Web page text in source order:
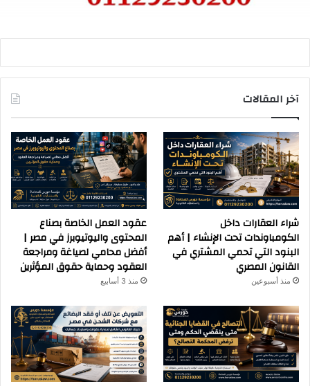
آخر المقالات
شراء العقارات داخل
الكومباوندات تحت الإنشاء | أهم
البنود التي تحمي المشتري في
القانون المصري
منذ أسبوعين
عقود العمل الخاصة بصناع
المحتوى واليوتيوبرز في مصر |
أفضل محامي لصياغة ومراجعة
العقود وحماية حقوق المؤثرين
منذ 3 أسابيع